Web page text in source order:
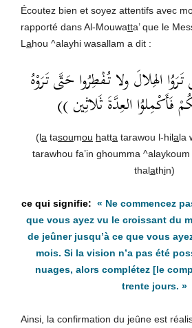
Écoutez bien et soyez attentifs avec
rapporté dans Al-Mouwatta’ que le
L ahou ^alayhi wasallam a dit :
الهِلالَ ولا تُفْطِرُوا حَتَّى تَرَوْهُ
فَأَكْمِلوُا العِدَّةَ ثَلاثِين ))
(la tasoumou hatta tarawou l-hilala
tarawhou fa’in ghoumma
thalathin)
« Ne commencez
que vous ayez vu le croissant du
de jeûner jusqu’à ce que vous
mois. Si la vision n’a pas été
nuages, alors complétez [le
trente jours. »
Ainsi, la confirmation du jeûne est